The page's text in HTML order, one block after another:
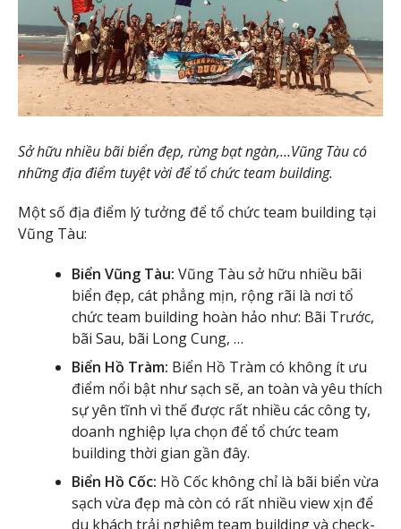
Sở hữu nhiều bãi biển đẹp, rừng bạt ngàn,…Vũng Tàu có
những địa điểm tuyệt vời để tổ chức team building.
Một số địa điểm lý tưởng để tổ chức team building tại
Vũng Tàu:
Biển Vũng Tàu: Vũng Tàu sở hữu nhiều bãi
biển đẹp, cát phẳng mịn, rộng rãi là nơi tổ
chức team building hoàn hảo như: Bãi Trước,
bãi Sau, bãi Long Cung, …
Biển Hồ Tràm: Biển Hồ Tràm có không ít ưu
điểm nổi bật như sạch sẽ, an toàn và yêu thích
sự yên tĩnh vì thế được rất nhiều các công ty,
doanh nghiệp lựa chọn để tổ chức team
building thời gian gần đây.
Biển Hồ Cốc: Hồ Cốc không chỉ là bãi biển vừa
sạch vừa đẹp mà còn có rất nhiều view xịn để
du khách trải nghiệm team building và check-